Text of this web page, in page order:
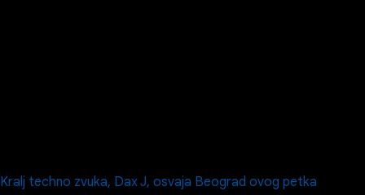
Kralj techno zvuka, Dax J, osvaja Beograd ovog petka